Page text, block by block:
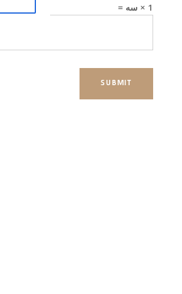
1 × سه =